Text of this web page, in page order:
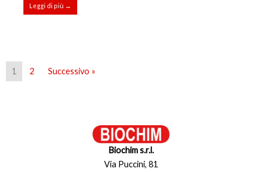
Leggi di più →
1 2 Successivo »
Biochim s.r.l.
Via Puccini, 81